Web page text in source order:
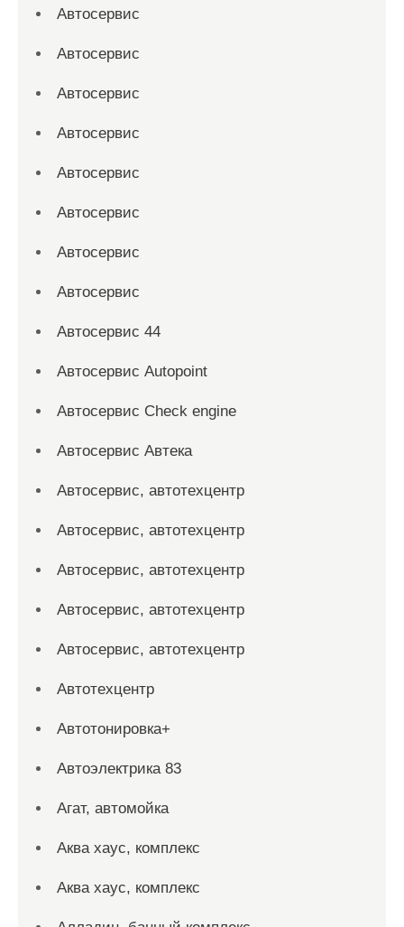
Автосервис
Автосервис
Автосервис
Автосервис
Автосервис
Автосервис
Автосервис
Автосервис
Автосервис 44
Автосервис Autopoint
Автосервис Check engine
Автосервис Автека
Автосервис, автотехцентр
Автосервис, автотехцентр
Автосервис, автотехцентр
Автосервис, автотехцентр
Автосервис, автотехцентр
Автотехцентр
Автотонировка+
Автоэлектрика 83
Агат, автомойка
Аква хаус, комплекс
Аква хаус, комплекс